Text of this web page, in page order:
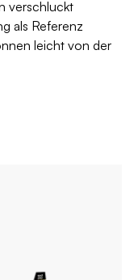
verschluckt
als Referenz
leicht von der